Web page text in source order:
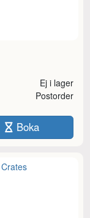
Ej i lager
Postorder
Boka